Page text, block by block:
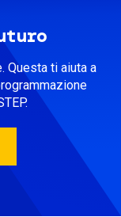
Questa ti aiuta a